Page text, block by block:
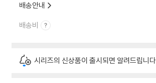
배송안내
배송비
시리즈의 신상품이 출시되면 알려드립니